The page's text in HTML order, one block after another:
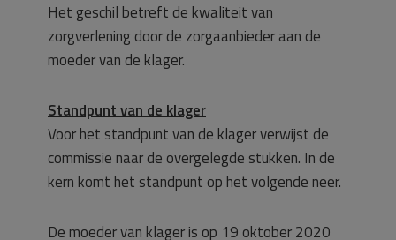
Het geschil betreft de kwaliteit van
zorgverlening door de zorgaanbieder aan de
moeder van de klager.
Standpunt van de klager
Voor het standpunt van de klager verwijst de
commissie naar de overgelegde stukken. In de
kern komt het standpunt op het volgende neer.
De moeder van klager is op 19 oktober 2020